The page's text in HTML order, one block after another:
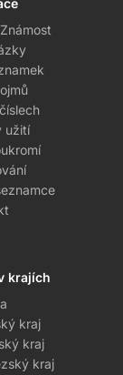
užití
krajích
kraj
kraj
kraj